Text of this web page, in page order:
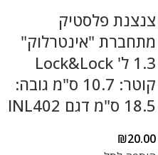
צנצנת פלסטיק
מתחברת "אינטרלוק"
1.3 ל' Lock&Lock
קוטר: 10.7 ס"מ גובה:
18.5 ס"מ דגם INL402
₪20.00